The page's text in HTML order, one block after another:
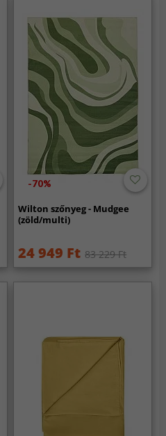
-70%
Wilton szőnyeg - Mudgee
(zöld/multi)
24 949 Ft 83 229 Ft